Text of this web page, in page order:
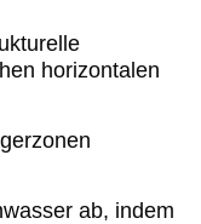
horizontalen
ab, indem